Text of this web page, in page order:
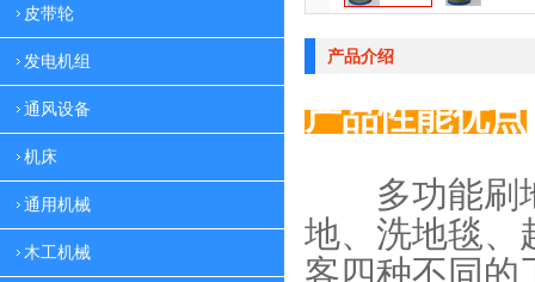
皮带轮
发电机组
通风设备
机床
通用机械
木工机械
产品介绍
产品性能优点
多功能刷地
地、 洗地毯、
客四种不同的